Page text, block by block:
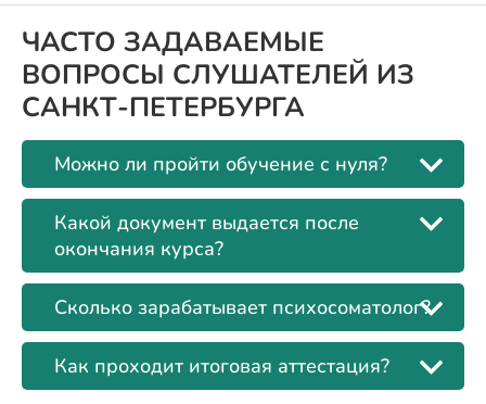
ЧАСТО ЗАДАВАЕМЫЕ
ВОПРОСЫ СЛУШАТЕЛЕЙ ИЗ
САНКТ-ПЕТЕРБУРГА
Можно ли пройти обучение с нуля?
Какой документ выдается после
окончания курса?
Сколько зарабатывает психосоматолог?
Как проходит итоговая аттестация?